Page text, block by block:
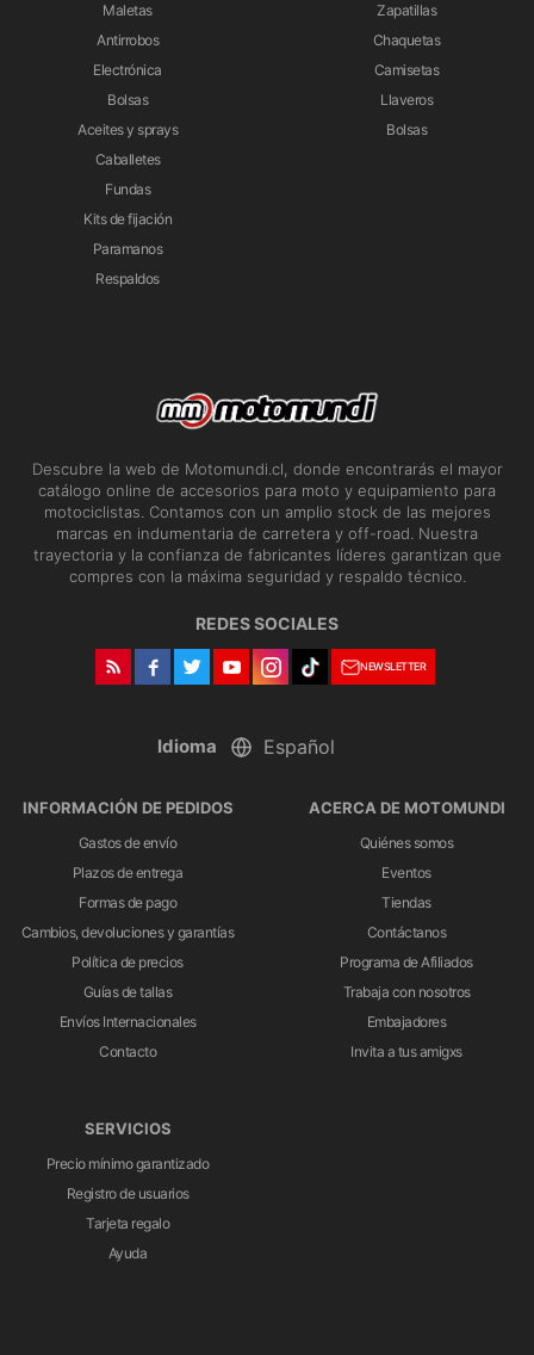
Maletas
Antirrobos
Electrónica
Bolsas
Aceites y sprays
Caballetes
Fundas
Kits de fijación
Paramanos
Respaldos
Zapatillas
Chaquetas
Camisetas
Llaveros
Bolsas
Descubre la web de Motomundi.cl, donde encontrarás el mayor
catálogo online de accesorios para moto y equipamiento para
motociclistas. Contamos con un amplio stock de las mejores
marcas en indumentaria de carretera y off-road. Nuestra
trayectoria y la confianza de fabricantes líderes garantizan que
compres con la máxima seguridad y respaldo técnico.
REDES SOCIALES
NEWSLETTER
Idioma
INFORMACIÓN DE PEDIDOS
Gastos de envío
Plazos de entrega
Formas de pago
Cambios, devoluciones y garantías
Política de precios
Guías de tallas
Envíos Internacionales
Contacto
ACERCA DE MOTOMUNDI
Quiénes somos
Eventos
Tiendas
Contáctanos
Programa de Afiliados
Trabaja con nosotros
Embajadores
Invita a tus amigxs
SERVICIOS
Precio mínimo garantizado
Registro de usuarios
Tarjeta regalo
Ayuda